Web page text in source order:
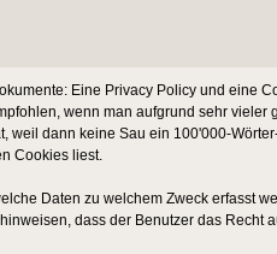
Eine Privacy Policy und eine
wenn man aufgrund sehr
weil dann keine Sau ein 100'000-
Cookies liest.
Daten zu welchem Zweck erfasst
dass der Benutzer das Recht